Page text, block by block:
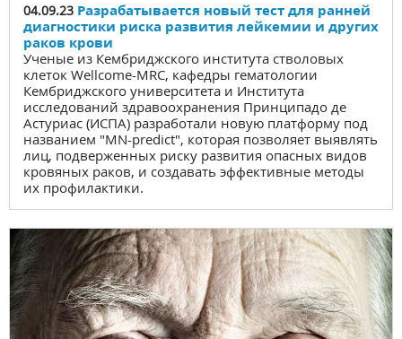
04.09.23 Разрабатывается новый тест для ранней
диагностики риска развития лейкемии и других
раков крови
Ученые из Кембриджского института стволовых
клеток Wellcome-MRC, кафедры гематологии
Кембриджского университета и Института
исследований здравоохранения Принципадо де
Астуриас (ИСПА) разработали новую платформу под
названием "MN-predict", которая позволяет выявлять
лиц, подверженных риску развития опасных видов
кровяных раков, и создавать эффективные методы
их профилактики.